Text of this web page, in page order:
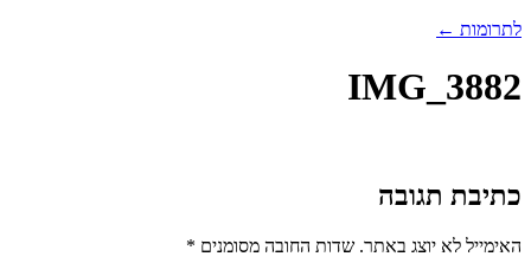
לתרומות ←
IMG_3882
כתיבת תגובה
האימייל לא יוצג באתר. שדות החובה מסומנים *